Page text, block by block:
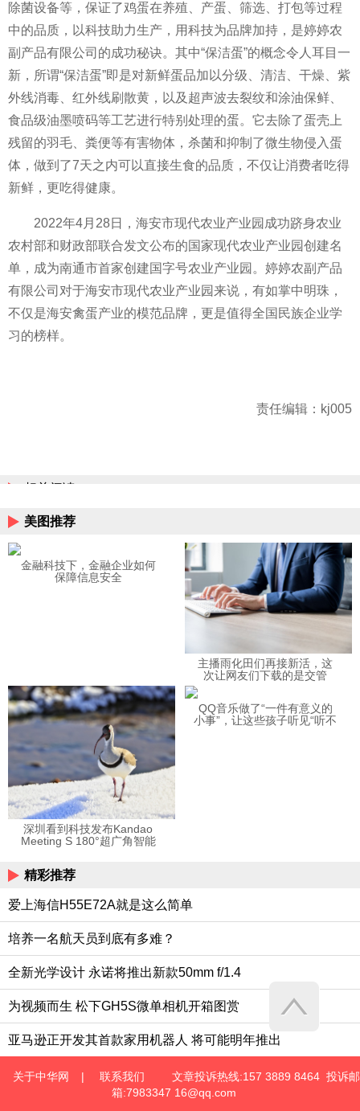
除菌设备等，保证了鸡蛋在养殖、产蛋、筛选、打包等过程
中的品质，以科技助力生产，用科技为品牌加持，是婷婷农
副产品有限公司的成功秘诀。其中“保洁蛋”的概念令人耳目一
新，所谓“保洁蛋”即是对新鲜蛋品加以分级、清洁、干燥、紫
外线消毒、红外线刷散黄，以及超声波去裂纹和涂油保鲜、
食品级油墨喷码等工艺进行特别处理的蛋。它去除了蛋壳上
残留的羽毛、粪便等有害物体，杀菌和抑制了微生物侵入蛋
体，做到了7天之内可以直接生食的品质，不仅让消费者吃得
新鲜，更吃得健康。
2022年4月28日，海安市现代农业产业园成功跻身农业
农村部和财政部联合发文公布的国家现代农业产业园创建名
单，成为南通市首家创建国字号农业产业园。婷婷农副产品
有限公司对于海安市现代农业产业园来说，有如掌中明珠，
不仅是海安禽蛋产业的模范品牌，更是值得全国民族企业学
习的榜样。
责任编辑：kj005
相关阅读
美图推荐
金融科技下，金融企业如何
保障信息安全
主播雨化田们再接新活，这
次让网友们下载的是交管
深圳看到科技发布Kandao
Meeting S 180°超广角智能
QQ音乐做了“一件有意义的
小事”，让这些孩子听见“听不
精彩推荐
爱上海信H55E72A就是这么简单
培养一名航天员到底有多难？
全新光学设计 永诺将推出新款50mm f/1.4
为视频而生 松下GH5S微单相机开箱图赏
亚马逊正开发其首款家用机器人 将可能明年推出
关于中华网 | 联系我们
文章投诉热线:157 3889 8464 投诉邮
箱:7983347 16@qq.com